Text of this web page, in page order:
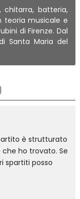
chitarra, batteria,
teoria musicale e
di Firenze. Dal
Santa Maria del
è strutturato
ho trovato. Se
spartiti posso